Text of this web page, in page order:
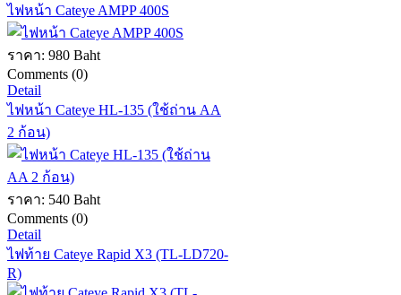
ไฟหน้า Cateye AMPP 400S
ราคา: 980 Baht
Comments (0)
Detail
ไฟหน้า Cateye HL-135 (ใช้ถ่าน AA
2 ก้อน)
ราคา: 540 Baht
Comments (0)
Detail
ไฟท้าย Cateye Rapid X3 (TL-LD720-
R)